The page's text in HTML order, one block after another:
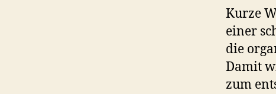
Kurze
einer
die
Damit
zum